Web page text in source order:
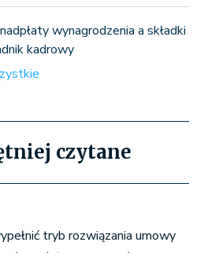
wynagrodzenia a składki
kadrowy
czytane
tryb rozwiązania umowy